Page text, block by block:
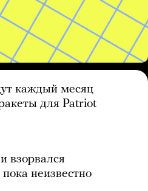
каждый месяц
для Patriot
взорвался
неизвестно